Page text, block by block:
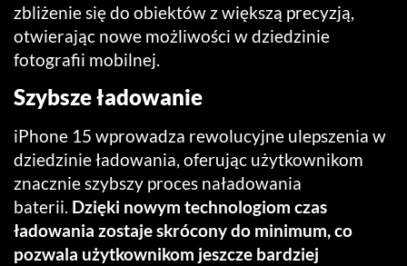
zbliżenie się do obiektów z większą precyzją,
otwierając nowe możliwości w dziedzinie
fotografii mobilnej.
Szybsze ładowanie
iPhone 15 wprowadza rewolucyjne ulepszenia w
dziedzinie ładowania, oferując użytkownikom
znacznie szybszy proces naładowania
baterii. Dzięki nowym technologiom czas
ładowania zostaje skrócony do minimum, co
pozwala użytkownikom jeszcze bardziej